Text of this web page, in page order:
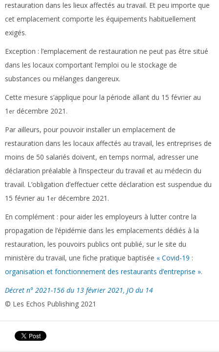
restauration dans les lieux affectés au travail. Et peu importe que
cet emplacement comporte les équipements habituellement
exigés.
Exception : l’emplacement de restauration ne peut pas être situé
dans les locaux comportant l’emploi ou le stockage de
substances ou mélanges dangereux.
Cette mesure s’applique pour la période allant du 15 février au
1 er décembre 2021.
Par ailleurs, pour pouvoir installer un emplacement de
restauration dans les locaux affectés au travail, les entreprises de
moins de 50 salariés doivent, en temps normal, adresser une
déclaration préalable à l’inspecteur du travail et au médecin du
travail. L’obligation d’effectuer cette déclaration est suspendue du
15 février au 1 er décembre 2021.
En complément : pour aider les employeurs à lutter contre la
propagation de l’épidémie dans les emplacements dédiés à la
restauration, les pouvoirs publics ont publié, sur le site du
ministère du travail, une fiche pratique baptisée « Covid-19 :
organisation et fonctionnement des restaurants d’entreprise ».
Décret n° 2021-156 du 13 février 2021, JO du 14
© Les Echos Publishing 2021